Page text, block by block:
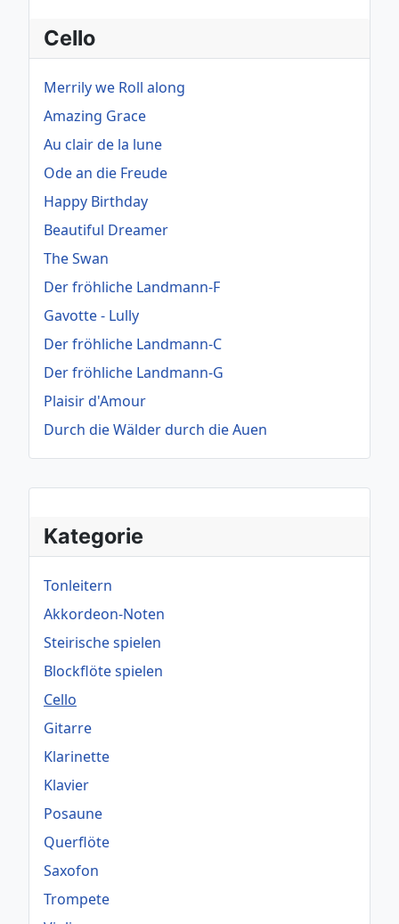
Kategorie
Tonleitern
Akkordeon-Noten
Steirische spielen
Blockflöte spielen
Cello
Gitarre
Klarinette
Klavier
Posaune
Querflöte
Saxofon
Trompete
Cello
Merrily we Roll along
Amazing Grace
Au clair de la lune
Ode an die Freude
Happy Birthday
Beautiful Dreamer
The Swan
Der fröhliche Landmann-F
Gavotte - Lully
Der fröhliche Landmann-C
Der fröhliche Landmann-G
Plaisir d'Amour
Durch die Wälder durch die Auen